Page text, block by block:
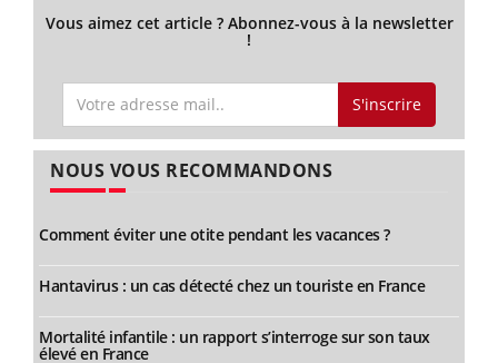
Vous aimez cet article ? Abonnez-vous à la newsletter
!
S'inscrire
NOUS VOUS RECOMMANDONS
Comment éviter une otite pendant les vacances ?
Hantavirus : un cas détecté chez un touriste en France
Mortalité infantile : un rapport s’interroge sur son taux
élevé en France